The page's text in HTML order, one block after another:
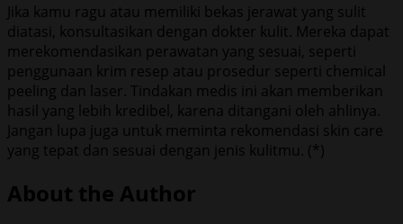
Jika kamu ragu atau memiliki bekas jerawat yang sulit
diatasi, konsultasikan dengan dokter kulit. Mereka dapat
merekomendasikan perawatan yang sesuai, seperti
penggunaan krim resep atau prosedur seperti chemical
peeling dan laser. Tindakan medis ini akan memberikan
hasil yang lebih kredibel, karena ditangani oleh ahlinya.
Jangan lupa juga untuk meminta rekomendasi skin care
yang tepat dan sesuai dengan jenis kulitmu. (*)
About the Author